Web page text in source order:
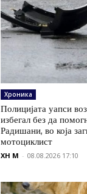
Хроника
Полицијата уапси
избегал без да
Радишани, во која
мотоциклист
XH M - 08.08.2026 17:10